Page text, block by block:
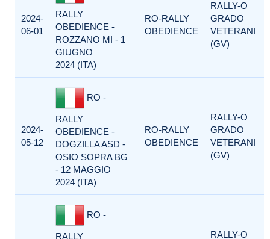
2024-
06-01
RALLY
OBEDIENCE -
ROZZANO MI - 1
GIUGNO
2024 (ITA)
RO-RALLY
OBEDIENCE
RALLY-O
GRADO
VETERANI
(GV)
2024-
05-12
RO -
RALLY
OBEDIENCE -
DOGZILLA ASD -
OSIO SOPRA BG
- 12 MAGGIO
2024 (ITA)
RO-RALLY
OBEDIENCE
RALLY-O
GRADO
VETERANI
(GV)
RO -
RALLY
RALLY-O